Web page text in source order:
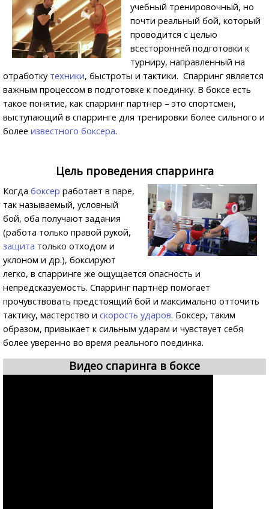
учебный тренировочный, но
почти реальный бой, который
проводится с целью
всесторонней подготовки к
турниру, направленный на
отработку техники, быстроты и тактики. Спарринг является
важным процессом в подготовке к поединку. В боксе есть
такое понятие, как спарринг партнер – это спортсмен,
выступающий в спарринге для тренировки более сильного и
более известного боксера.
Цель проведения спарринга
Когда боксер работает в паре,
так называемый, условный
бой, оба получают задания
(работа только правой рукой,
защита только отходом и
уклоном и др.), боксируют
легко, в спарринге же ощущается опасность и
непредсказуемость. Спарринг партнер помогает
прочувствовать предстоящий бой и максимально отточить
тактику, мастерство и скорость ударов. Боксер, таким
образом, привыкает к сильным ударам и чувствует себя
более уверенно во время реального поединка.
Видео спаринга в боксе